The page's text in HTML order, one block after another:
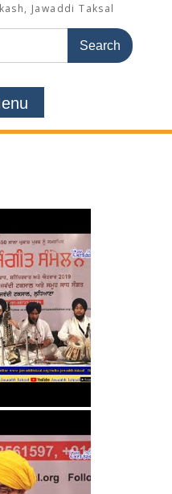
Jawaddi Taksal